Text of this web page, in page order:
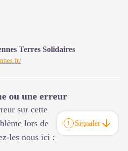
Terres Solidaires
ou une erreur
sur cette
lors de
les nous ici :
Signaler